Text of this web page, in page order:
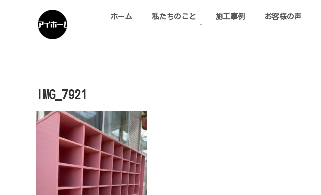
ホーム 私たちのこと 施工事例 お客様の声
IMG_7921